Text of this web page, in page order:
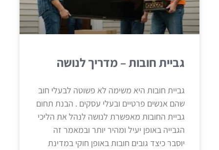
גביית חובות – מדריך לנושה
גביית חובות היא משימה לא פשוטה לבעלי חוב
שהם אנשים פרטיים ובעלי עסקים . הבנת תחום
גביית החובות מאפשרת לנושה לנהל את הליכי
הגבייה באופן יעיל ומהיר יותר ובמאמר זה
יוסבר כיצד גובים חובות באופן חוקי במדינת